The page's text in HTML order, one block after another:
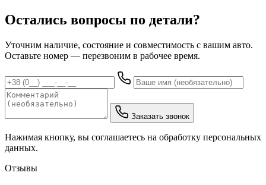
Остались вопросы по детали?
Уточним наличие, состояние и совместимость с вашим авто.
Оставьте номер — перезвоним в рабочее время.
Заказать звонок
Нажимая кнопку, вы соглашаетесь на обработку персональных
данных.
Отзывы